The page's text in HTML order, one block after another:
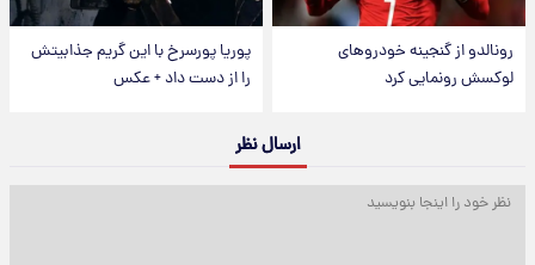
رونالدو از گنجینه خودروهای
لوکسش رونمایی کرد
پوریا پورسرخ با این گریم جذابیتش
را از دست داد + عکس
ارسال نظر